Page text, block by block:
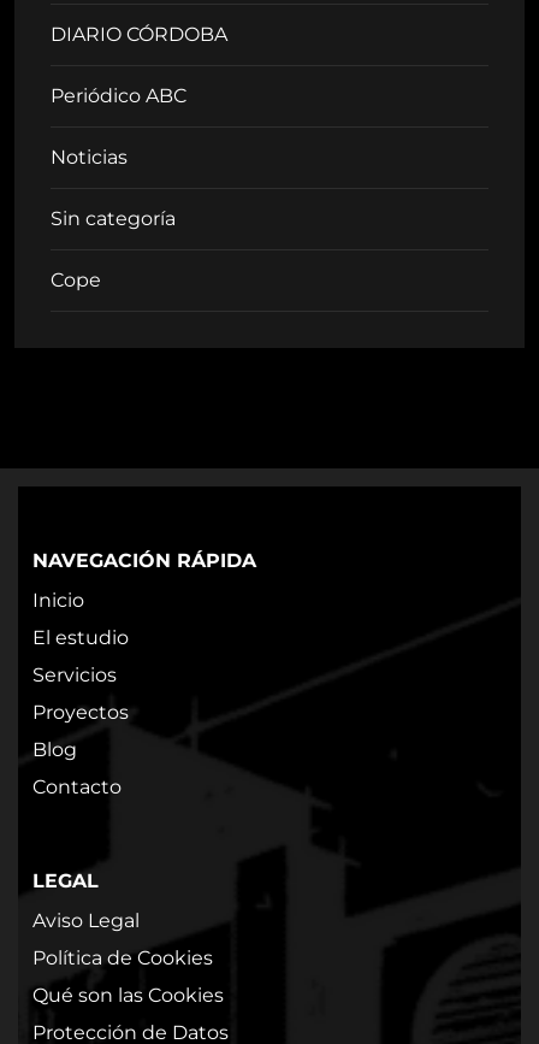
DIARIO CÓRDOBA
Periódico ABC
Noticias
Sin categoría
Cope
NAVEGACIÓN RÁPIDA
Inicio
El estudio
Servicios
Proyectos
Blog
Contacto
LEGAL
Aviso Legal
Política de Cookies
Qué son las Cookies
Protección de Datos